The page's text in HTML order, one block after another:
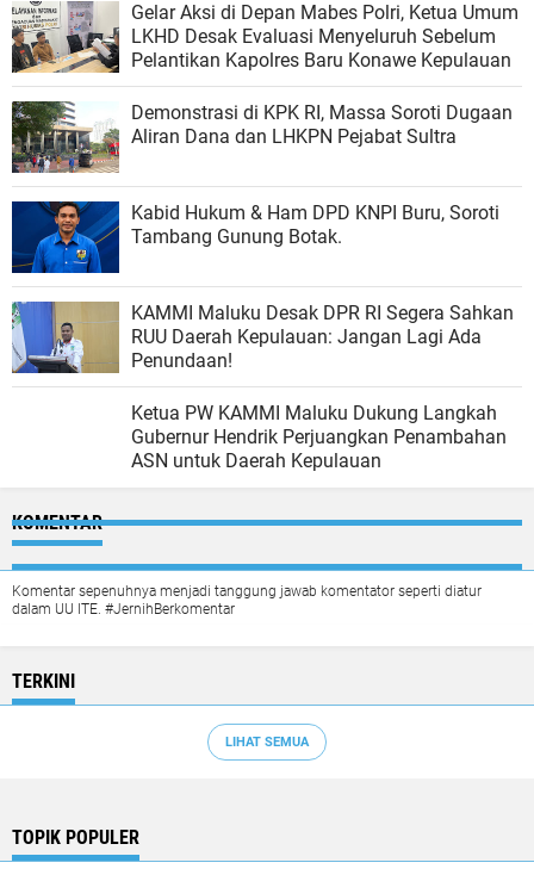
Gelar Aksi di Depan Mabes Polri, Ketua Umum
LKHD Desak Evaluasi Menyeluruh Sebelum
Pelantikan Kapolres Baru Konawe Kepulauan
Demonstrasi di KPK RI, Massa Soroti Dugaan
Aliran Dana dan LHKPN Pejabat Sultra
Kabid Hukum & Ham DPD KNPI Buru, Soroti
Tambang Gunung Botak.
KAMMI Maluku Desak DPR RI Segera Sahkan
RUU Daerah Kepulauan: Jangan Lagi Ada
Penundaan!
Ketua PW KAMMI Maluku Dukung Langkah
Gubernur Hendrik Perjuangkan Penambahan
ASN untuk Daerah Kepulauan
KOMENTAR
Komentar sepenuhnya menjadi tanggung jawab komentator seperti diatur
dalam UU ITE. #JernihBerkomentar
TERKINI
LIHAT SEMUA
TOPIK POPULER